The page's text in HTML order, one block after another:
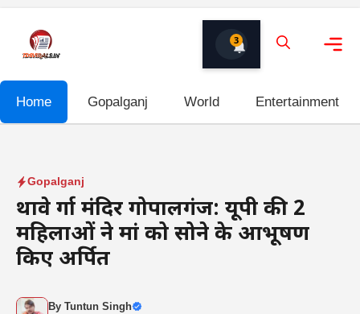
content
3
Home Gopalganj World Entertainment
Gopalganj
थावे दुर्गा मंदिर गोपालगंज: यूपी की 2
महिलाओं ने मां को सोने के आभूषण
किए अर्पित
By Tuntun Singh